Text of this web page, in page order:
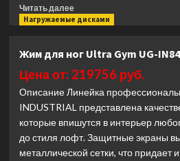
Читать далееПрочитать
больше
стойка
для
приседаний
Ultra
Gym
UG-
CL108
(Лучшая
Нагружаемые дисками
Жим для ног Ultra Gym UG-
Цена от: 219756 руб.
Описание Линейка
INDUSTRIAL представлена
которые впишутся в интерьер
до стиля лофт. Защитные экраны
металлической сетки, что придает